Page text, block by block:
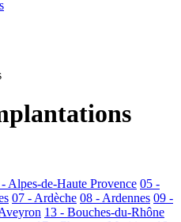
Alpes-de-Haute Provence 05 -
07 - Ardèche 08 - Ardennes 09 -
13 - Bouches-du-Rhône